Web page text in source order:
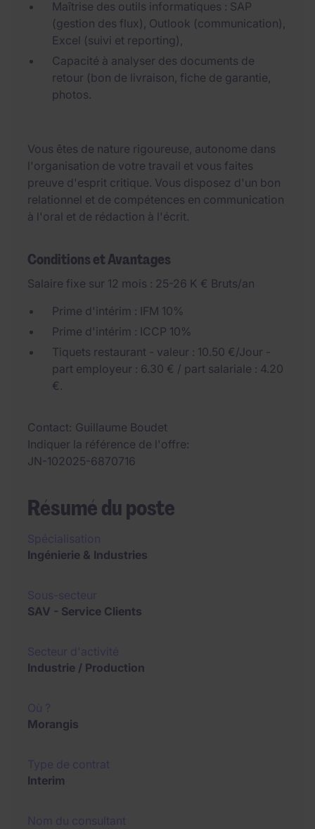
Maîtrise des outils informatiques : SAP
(gestion des flux), Outlook (communication),
Excel (suivi et reporting),
Capacité à analyser des documents de
retour (bon de livraison, fiche de garantie,
photos.
Vous êtes de nature rigoureuse, autonome dans
l'organisation de votre travail et vous faites
preuve d'esprit critique. Vous disposez d'un bon
relationnel et de compétences en communication
à l'oral et de rédaction à l'écrit.
Conditions et Avantages
Salaire fixe sur 12 mois : 25-26 K € Bruts/an
Prime d'intérim : IFM 10%
Prime d'intérim : ICCP 10%
Tiquets restaurant - valeur : 10.50 €/Jour -
part employeur : 6.30 € / part salariale : 4.20
€.
Contact Guillaume Boudet
Indiquer la référence de l'offre
JN-102025-6870716
Résumé du poste
Ingénierie & Industries
SAV - Service Clients
Industrie / Production
Morangis
Interim